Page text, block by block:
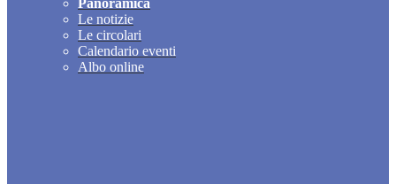
Panoramica
Le notizie
Le circolari
Calendario eventi
Albo online